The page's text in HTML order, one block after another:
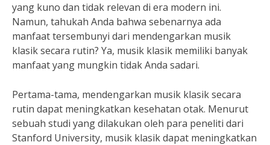
yang kuno dan tidak relevan di era modern ini.
Namun, tahukah Anda bahwa sebenarnya ada
manfaat tersembunyi dari mendengarkan musik
klasik secara rutin? Ya, musik klasik memiliki banyak
manfaat yang mungkin tidak Anda sadari.
Pertama-tama, mendengarkan musik klasik secara
rutin dapat meningkatkan kesehatan otak. Menurut
sebuah studi yang dilakukan oleh para peneliti dari
Stanford University, musik klasik dapat meningkatkan